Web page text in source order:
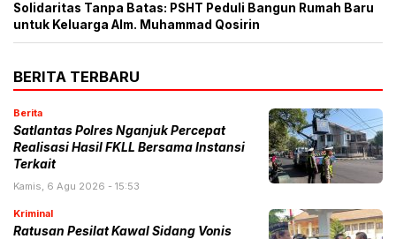
Solidaritas Tanpa Batas: PSHT Peduli Bangun Rumah Baru
untuk Keluarga Alm. Muhammad Qosirin
BERITA TERBARU
Berita
Satlantas Polres Nganjuk Percepat
Realisasi Hasil FKLL Bersama Instansi
Terkait
Kamis, 6 Agu 2026 - 15:53
Kriminal
Ratusan Pesilat Kawal Sidang Vonis